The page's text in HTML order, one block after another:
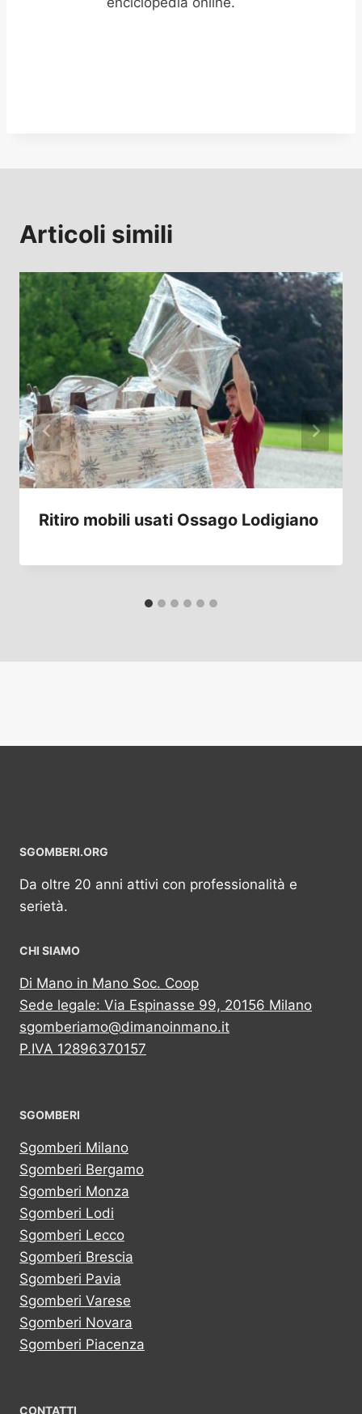
Articoli simili
Ritiro mobili usati Ossago Lodigiano
SGOMBERI.ORG
Da oltre 20 anni attivi con professionalità e
serietà.
CHI SIAMO
Di Mano in Mano Soc. Coop
Sede legale: Via Espinasse 99, 20156 Milano
sgomberiamo@dimanoinmano.it
P.IVA 12896370157
SGOMBERI
Sgomberi Milano
Sgomberi Bergamo
Sgomberi Monza
Sgomberi Lodi
Sgomberi Lecco
Sgomberi Brescia
Sgomberi Pavia
Sgomberi Varese
Sgomberi Novara
Sgomberi Piacenza
CONTATTI